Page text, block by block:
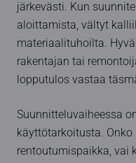
järkevästi. Kun
aloittamista, vältyt
materiaalituhoilta.
rakentajan tai
lopputulos vastaa
Suunnitteluvaiheessa
käyttötarkoitusta. Onko
rentoutumispaikka, vai